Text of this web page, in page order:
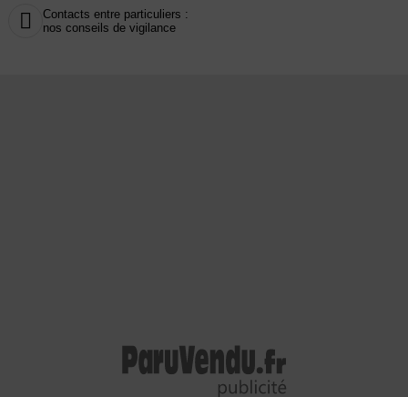

Contacts entre particuliers :
nos conseils de vigilance